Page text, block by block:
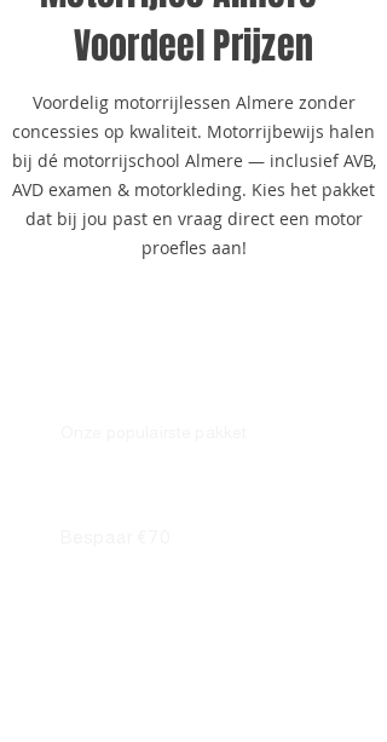
Voordeel Prijzen
Voordelig motorrijlessen Almere zonder
concessies op kwaliteit. Motorrijbewijs halen
bij dé motorrijschool Almere — inclusief AVB,
AVD examen & motorkleding. Kies het pakket
dat bij jou past en vraag direct een motor
proefles aan!